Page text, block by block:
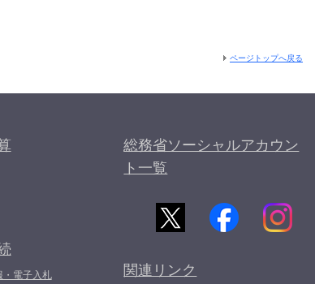
ページトップへ戻る
・電子入札
総務省ソーシャルアカウン
ト一覧
関連リンク